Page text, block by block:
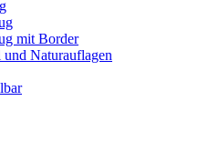
mit Border
Naturauflagen